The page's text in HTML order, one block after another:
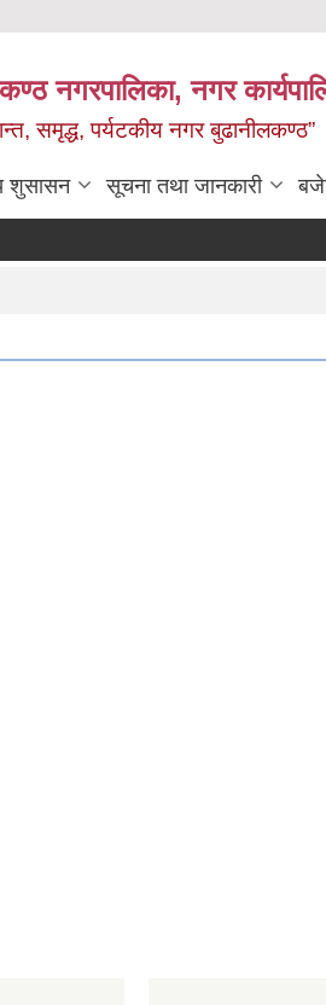
नगरपालिका, नगर
समृद्ध, पर्यटकीय नगर बुढानीलकण्ठ”
शुसासन सूचना तथा जानकारी